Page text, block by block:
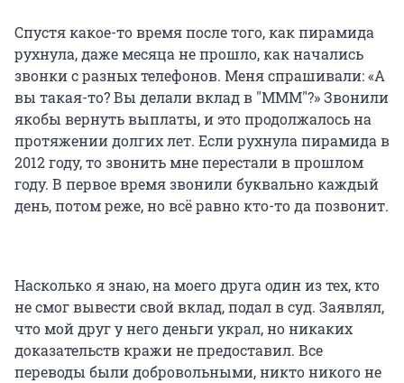
Спустя какое-то время после того, как пирамида
рухнула, даже месяца не прошло, как начались
звонки с разных телефонов. Меня спрашивали: «А
вы такая-то? Вы делали вклад в "МММ"?» Звонили
якобы вернуть выплаты, и это продолжалось на
протяжении долгих лет. Если рухнула пирамида в
2012 году, то звонить мне перестали в прошлом
году. В первое время звонили буквально каждый
день, потом реже, но всё равно кто-то да позвонит.
Насколько я знаю, на моего друга один из тех, кто
не смог вывести свой вклад, подал в суд. Заявлял,
что мой друг у него деньги украл, но никаких
доказательств кражи не предоставил. Все
переводы были добровольными, никто никого не